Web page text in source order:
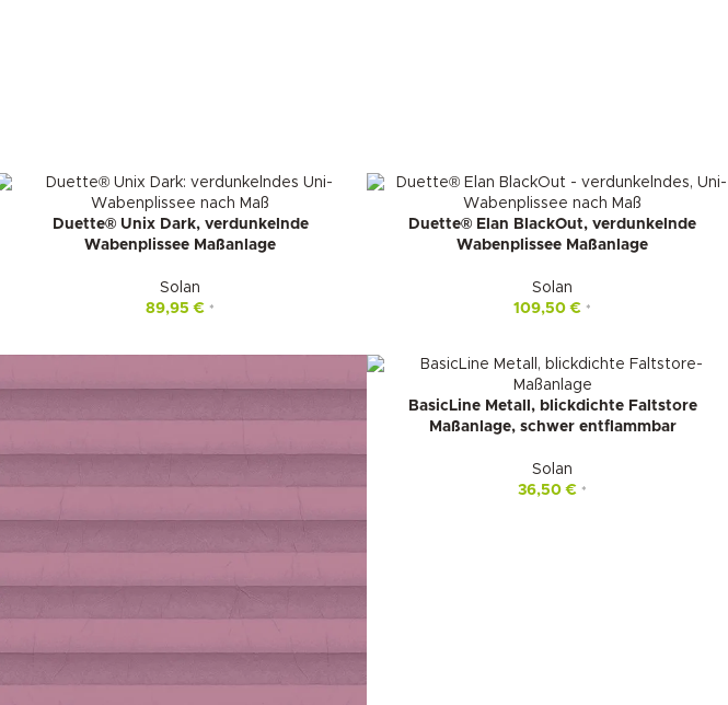
Duette® Unix Dark, verdunkelnde
Wabenplissee Maßanlage
Solan
89,95€ *
Duette® Elan BlackOut, verdunkelnde
Wabenplissee Maßanlage
Solan
109,50€ *
BasicLine Metall, blickdichte Faltstore
Maßanlage, schwer entflammbar
Solan
36,50€ *